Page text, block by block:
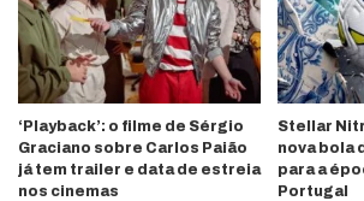
‘Playback’: o filme de Sérgio
Graciano sobre Carlos Paião
já tem trailer e data de estreia
nos cinemas
Stellar
nova bola
para a
Portugal